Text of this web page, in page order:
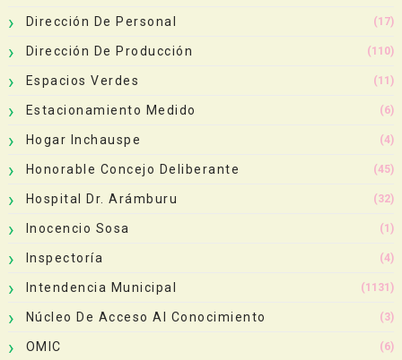
Dirección De Personal (17)
Dirección De Producción (110)
Espacios Verdes (11)
Estacionamiento Medido (6)
Hogar Inchauspe (4)
Honorable Concejo Deliberante (45)
Hospital Dr. Arámburu (32)
Inocencio Sosa (1)
Inspectoría (4)
Intendencia Municipal (1131)
Núcleo De Acceso Al Conocimiento (3)
OMIC (6)